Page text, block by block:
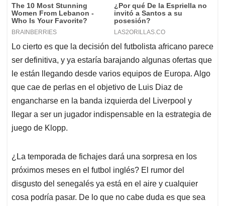
Lo cierto es que la decisión del futbolista africano parece
ser definitiva, y ya estaría barajando algunas ofertas que
le están llegando desde varios equipos de Europa. Algo
que cae de perlas en el objetivo de Luis Diaz de
engancharse en la banda izquierda del Liverpool y
llegar a ser un jugador indispensable en la estrategia de
juego de Klopp.
¿La temporada de fichajes dará una sorpresa en los
próximos meses en el futbol inglés? El rumor del
disgusto del senegalés ya está en el aire y cualquier
cosa podría pasar. De lo que no cabe duda es que sea